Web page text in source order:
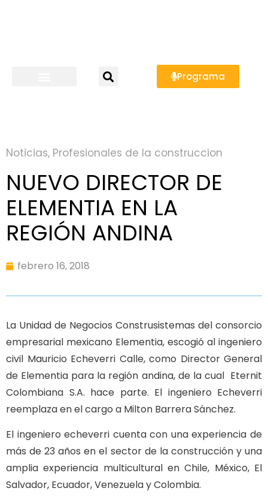
Programa
Noticias, Profesionales de la construccion
NUEVO DIRECTOR DE
ELEMENTIA EN LA
REGIÓN ANDINA
febrero 16, 2018
La Unidad de Negocios Construsistemas del consorcio
empresarial mexicano Elementia, escogió al ingeniero
civil Mauricio Echeverri Calle, como Director General
de Elementia para la región andina, de la cual Eternit
Colombiana S.A. hace parte. El ingeniero Echeverri
reemplaza en el cargo a Milton Barrera Sánchez.
El ingeniero echeverri cuenta con una experiencia de
más de 23 años en el sector de la construcción y una
amplia experiencia multicultural en Chile, México, El
Salvador, Ecuador, Venezuela y Colombia.